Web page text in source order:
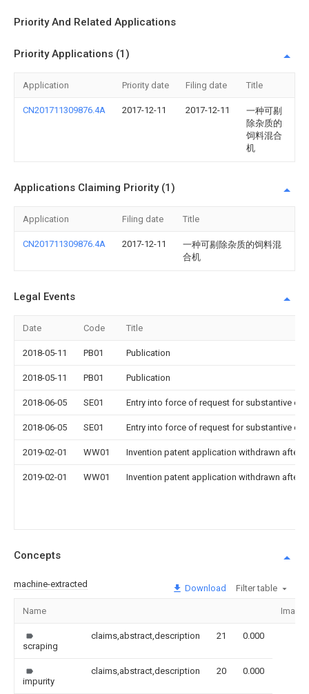
Priority And Related Applications
Priority Applications (1)
Application Priority date Filing date Title
CN201711309876.4A 2017-12-11 2017-12-11
一种可剔
除杂质的
饲料混合
机
Applications Claiming Priority (1)
Application Filing date Title
CN201711309876.4A 2017-12-11
一种可剔除杂质的饲料混
合机
Legal Events
Date Code Title
2018-05-11 PB01 Publication
2018-05-11 PB01 Publication
2018-06-05 SE01 Entry into force of request for substantive
2018-06-05 SE01 Entry into force of request for substantive
2019-02-01 WW01 Invention patent application withdrawn after
2019-02-01 WW01 Invention patent application withdrawn after
Concepts
machine-extracted Download Filter table
Name Image
scraping
claims,abstract,description 21 0.000
impurity
claims,abstract,description 20 0.000